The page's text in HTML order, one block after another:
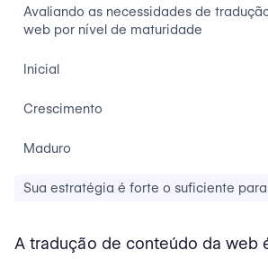
Avaliando as necessidades de
web por nível de maturidade
Inicial
Crescimento
Maduro
Sua estratégia é forte o suficiente
A tradução de conteúdo da web